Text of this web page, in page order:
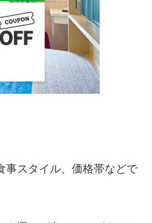
事スタイル、価格帯などで